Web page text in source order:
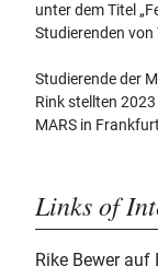
unter dem Titel
Studierenden
Studierende der
Rink stellten
MARS in
Links of
Rike Bewer auf